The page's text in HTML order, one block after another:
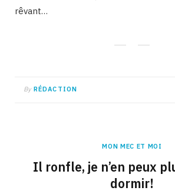
rêvant…
By RÉDACTION
MON MEC ET MOI
Il ronfle, je n’en peux
dormir!